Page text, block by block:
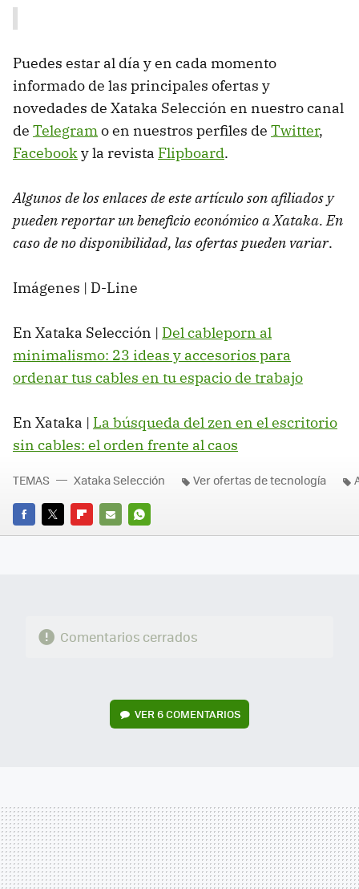
Puedes estar al día y en cada momento
informado de las principales ofertas y
novedades de Xataka Selección en nuestro canal
de Telegramo en nuestros perfiles de Twitter,
Facebooky la revista Flipboard.
Algunos de los enlaces de este artículo son afiliados y
pueden reportar un beneficio económico a Xataka. En
caso de no disponibilidad, las ofertas pueden variar.
Imágenes | D-Line
En Xataka Selección | Del cableporn al
minimalismo: 23 ideas y accesorios para
ordenar tus cables en tu espacio de trabajo
En Xataka | La búsqueda del zen en el escritorio
sin cables: el orden frente al caos
FACEBOOK
TWITTERFLIPBOARD
E-
WHATSAPP
TEMAS Xataka Selección Ver ofertas de tecnología
Comentarios cerrados
VER 6 COMENTARIOS